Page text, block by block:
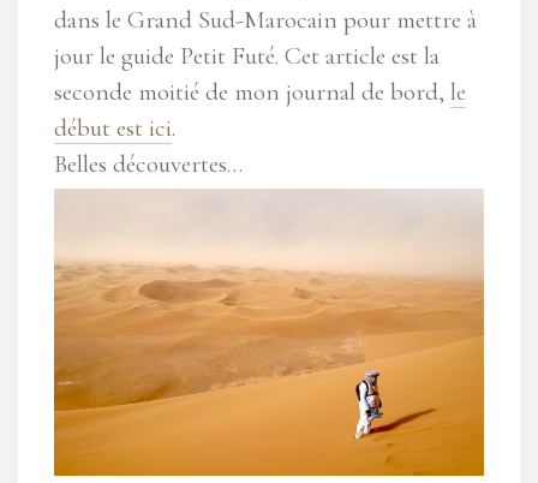
dans le Grand Sud-Marocain pour mettre à
jour le guide Petit Futé. Cet article est la
seconde moitié de mon journal de bord, le
début est ici.
Belles découvertes…